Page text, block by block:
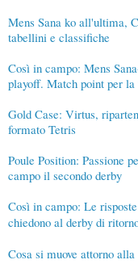
Mens Sana ko all'ultima,
tabellini e classifiche
Così in campo: Mens
playoff. Match point per
Gold Case: Virtus,
formato Tetris
Poule Position: Passione
campo il secondo derby
Così in campo: Le
chiedono al derby di
Cosa si muove attorno